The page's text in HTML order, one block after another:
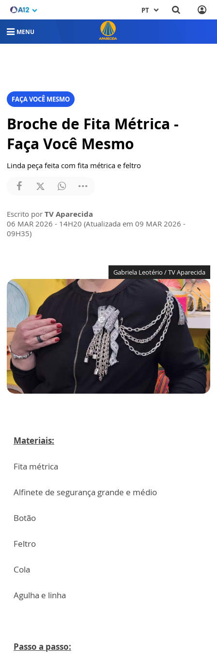
PT
MENU
FAÇA VOCÊ MESMO
Broche de Fita Métrica -
Faça Você Mesmo
Linda peça feita com fita métrica e feltro
Escrito por TV Aparecida
06 MAR 2026 - 14H20 (Atualizada em 09 MAR 2026 -
09H35)
Gabriela Leotério / TV Aparecida
Materiais:
Fita métrica
Alfinete de segurança grande e médio
Botão
Feltro
Cola
Agulha e linha
Passo a passo: